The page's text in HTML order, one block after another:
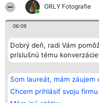
ORLY Fotografie
06:09
Dobrý deň, radi Vám
príslušnú tému
Som laureát, mám
Chcem prihlásiť svoju
Organizátor hodnotenia
Bright Side Solutions sp. z o.
o. sp. k.
ul. Ruska 22
KRS 0000749100 | Regon
381313360 | NIP 8943132676
+48 508 492 400